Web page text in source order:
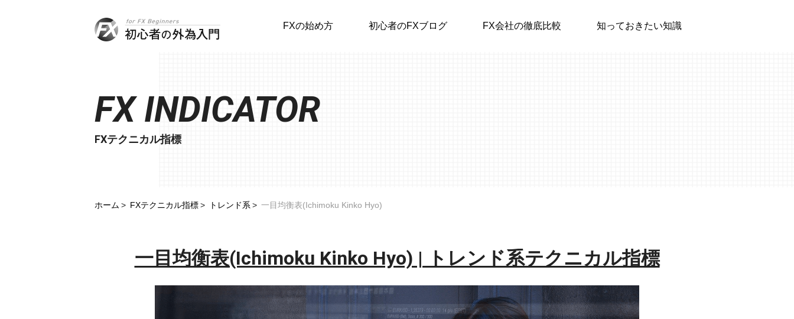
FXの始め方 初心者のFXブログ FX会社の徹底比較 知っておきたい知識
FX INDICATOR
FXテクニカル指標
ホーム FXテクニカル指標 トレンド系 一目均衡表(Ichimoku Kinko Hyo)
一目均衡表(Ichimoku Kinko Hyo) | トレンド系テクニカル指標